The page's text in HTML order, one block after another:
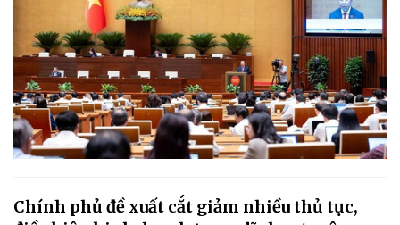
Chính phủ đề xuất cắt giảm nhiều thủ tục,